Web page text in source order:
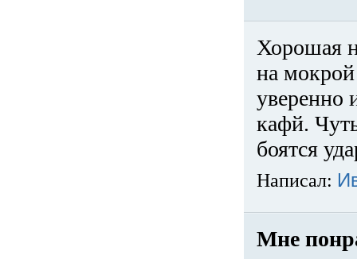
Хорошая
на
уверенно
кафй.
боятся
Написал:
Мне